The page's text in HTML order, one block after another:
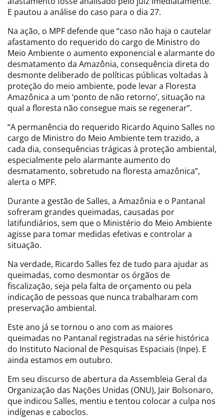
E pautou a análise do caso para o dia 27.
Na ação, o MPF defende que “caso não haja o cautelar
afastamento do requerido do cargo de Ministro do
Meio Ambiente o aumento exponencial e alarmante do
desmatamento da Amazônia, consequência direta do
desmonte deliberado de políticas públicas voltadas à
proteção do meio ambiente, pode levar a Floresta
Amazônica a um ‘ponto de não retorno’, situação na
qual a floresta não consegue mais se regenerar”.
“A permanência do requerido Ricardo Aquino Salles no
cargo de Ministro do Meio Ambiente tem trazido, a
cada dia, consequências trágicas à proteção ambiental,
especialmente pelo alarmante aumento do
desmatamento, sobretudo na floresta amazônica”,
alerta o MPF.
Durante a gestão de Salles, a Amazônia e o Pantanal
sofreram grandes queimadas, causadas por
latifundiários, sem que o Ministério do Meio Ambiente
agisse para tomar medidas efetivas e controlar a
situação.
Na verdade, Ricardo Salles fez de tudo para ajudar as
queimadas, como desmontar os órgãos de
fiscalização, seja pela falta de orçamento ou pela
indicação de pessoas que nunca trabalharam com
preservação ambiental.
Este ano já se tornou o ano com as maiores
queimadas no Pantanal registradas na série histórica
do Instituto Nacional de Pesquisas Espaciais (Inpe). E
ainda estamos em outubro.
Em seu discurso de abertura da Assembleia Geral da
Organização das Nações Unidas (ONU), Jair Bolsonaro,
que indicou Salles, mentiu e tentou colocar a culpa nos
indígenas e caboclos.